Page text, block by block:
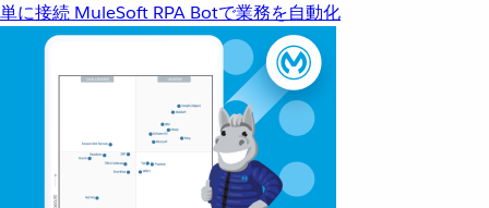
単に接続 MuleSoft RPA Botで業務を自動化